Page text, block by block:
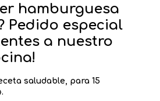
hamburguesa
Pedido especial
a nuestro
saludable, para 15